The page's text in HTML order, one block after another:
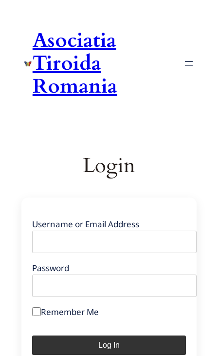
Asociatia
Tiroida
Romania
Login
Username or Email Address
Password
Remember Me